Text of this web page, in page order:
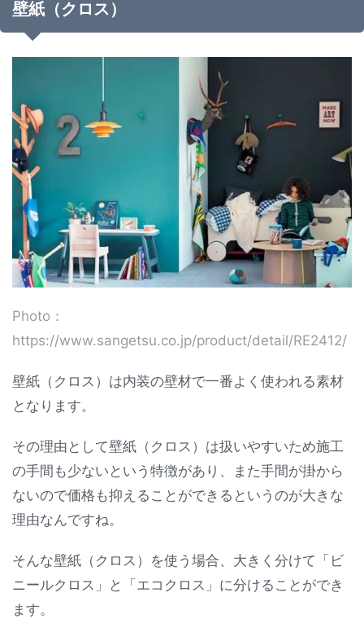
壁紙（クロス）
Photo：
https://www.sangetsu.co.jp/product/detail/RE2412/
壁紙（クロス）は内装の壁材で一番よく使われる素材
となります。
その理由として壁紙（クロス）は扱いやすいため施工
の手間も少ないという特徴があり、また手間が掛から
ないので価格も抑えることができるというのが大きな
理由なんですね。
そんな壁紙（クロス）を使う場合、大きく分けて「ビ
ニールクロス」と「エコクロス」に分けることができ
ます。